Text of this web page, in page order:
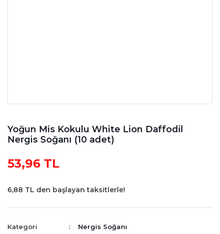
Yoğun Mis Kokulu White Lion Daffodil
Nergis Soğanı (10 adet)
53,96 TL
6,88 TL den başlayan taksitlerle!
Kategori
Nergis Soğanı